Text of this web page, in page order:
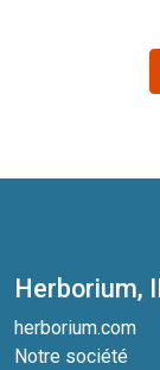
Herborium,
herborium.com
Notre société